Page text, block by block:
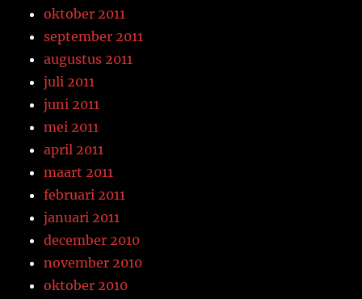
oktober 2011
september 2011
augustus 2011
juli 2011
juni 2011
mei 2011
april 2011
maart 2011
februari 2011
januari 2011
december 2010
november 2010
oktober 2010